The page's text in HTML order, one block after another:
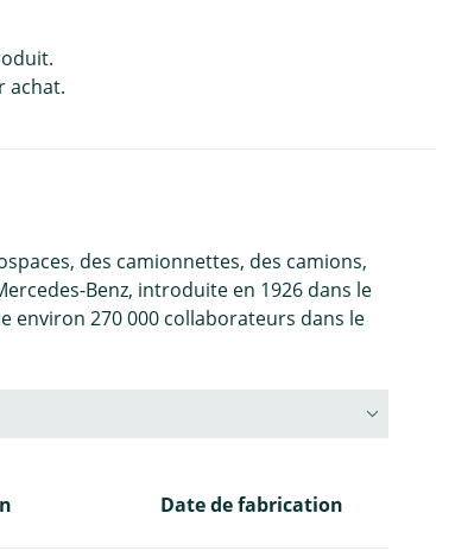
achat.
des camionnettes, des camions,
Benz, introduite en 1926 dans le
environ 270 000 collaborateurs dans le
Date de fabrication